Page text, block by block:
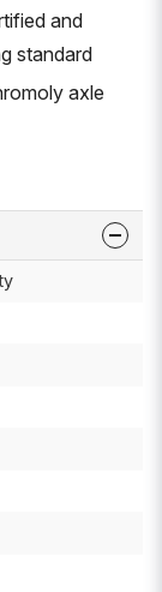
and
standard
axle